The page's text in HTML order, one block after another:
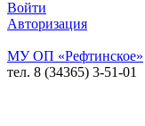
Войти
Авторизация
МУ ОП «Рефтинское»
тел. 8 (34365) 3-51-01